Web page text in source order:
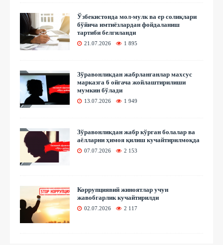
Ўзбекистонда мол-мулк ва ер солиқлари
бўйича имтиёзлардан фойдаланиш
тартиби белгиланди
21.07.2026 1 895
Зўравонликдан жабрланганлар махсус
марказга 6 ойгача жойлаштирилиши
мумкин бўлади
13.07.2026 1 949
Зўравонликдан жабр кўрган болалар ва
аёлларни ҳимоя қилиш кучайтирилмоқда
07.07.2026 2 153
Коррупциявий жиноятлар учун
жавобгарлик кучайтирилди
02.07.2026 2 117